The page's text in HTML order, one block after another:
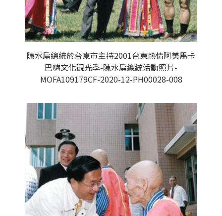
陳水扁總統於台東市主持2001台東熱情阿美馬卡
巴嗨文化觀光季-陳水扁總統活動照片-
MOFA109179CF-2020-12-PH00028-008